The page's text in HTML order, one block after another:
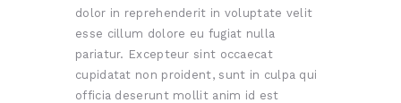
dolor in reprehenderit in voluptate velit
esse cillum dolore eu fugiat nulla
pariatur. Excepteur sint occaecat
cupidatat non proident, sunt in culpa qui
officia deserunt mollit anim id est